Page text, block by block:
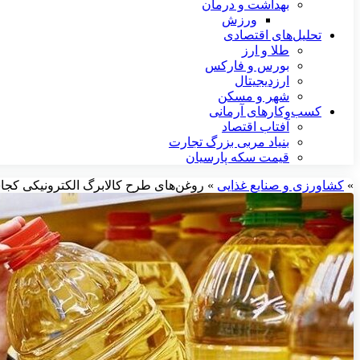
بهداشت و درمان
ورزش
تحلیل‌های اقتصادی
طلا و ارز
بورس و فارکس
ارزدیجیتال
شهر و مسکن
کسب‌وکارهای آرمانی
آفتاب اقتصاد
بنیاد مربی بزرگ تجارت
قیمت سکه پارسیان
» کشاورزی و صنایع غذایی » روغن‌های طرح کالابرگ الکترونیکی